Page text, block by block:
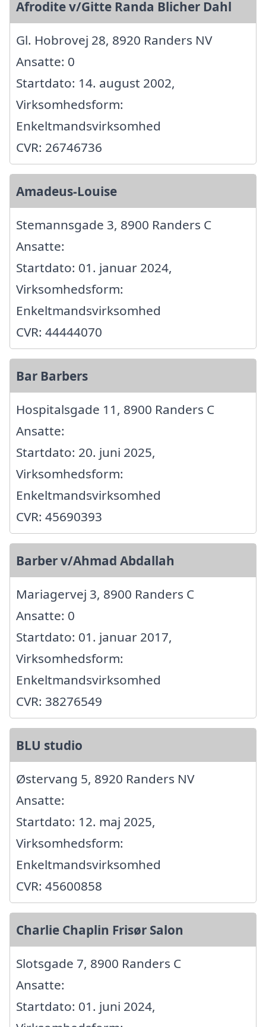
Afrodite v/Gitte Randa Blicher Dahl
Gl. Hobrovej 28, 8920 Randers NV
Ansatte: 0
Startdato: 14. august 2002,
Virksomhedsform:
Enkeltmandsvirksomhed
CVR: 26746736
Amadeus-Louise
Stemannsgade 3, 8900 Randers C
Ansatte:
Startdato: 01. januar 2024,
Virksomhedsform:
Enkeltmandsvirksomhed
CVR: 44444070
Bar Barbers
Hospitalsgade 11, 8900 Randers C
Ansatte:
Startdato: 20. juni 2025,
Virksomhedsform:
Enkeltmandsvirksomhed
CVR: 45690393
Barber v/Ahmad Abdallah
Mariagervej 3, 8900 Randers C
Ansatte: 0
Startdato: 01. januar 2017,
Virksomhedsform:
Enkeltmandsvirksomhed
CVR: 38276549
BLU studio
Østervang 5, 8920 Randers NV
Ansatte:
Startdato: 12. maj 2025,
Virksomhedsform:
Enkeltmandsvirksomhed
CVR: 45600858
Charlie Chaplin Frisør Salon
Slotsgade 7, 8900 Randers C
Ansatte:
Startdato: 01. juni 2024,